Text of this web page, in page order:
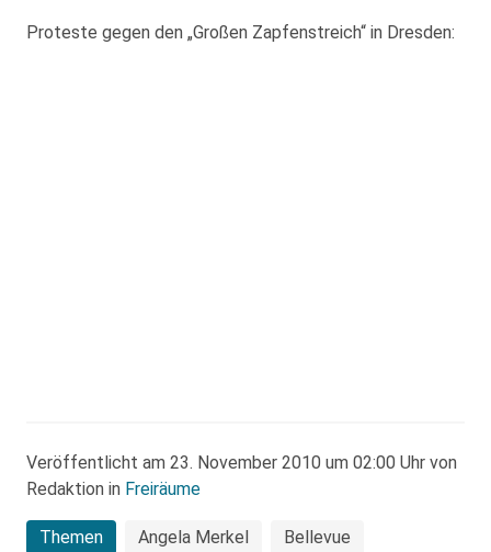
Proteste gegen den „Großen Zapfenstreich“ in Dresden:
Veröffentlicht am 23. November 2010 um 02:00 Uhr von
Redaktion in Freiräume
Themen Angela Merkel Bellevue